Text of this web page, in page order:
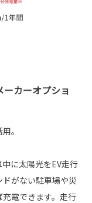
ーカーオプショ
。
に太陽光をEV走行
がない駐車場や災
電できます。走行